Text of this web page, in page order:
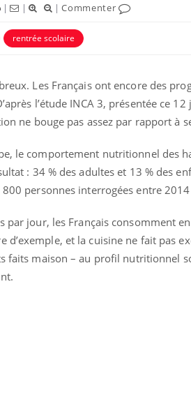
| | |Commenter
rentrée scolaire
Les Français ont encore des
l’étude INCA 3, présentée ce
ne bouge pas assez par rapport à
le comportement nutritionnel des
: 34 % des adultes et 13 % des
personnes interrogées entre
par jour, les Français consomment
d’exemple, et la cuisine ne fait pas
faits maison – au profil nutritionnel
& Charge mentale : et si on
en parler??
l'insuline dans le diabète de type 2
entourée d'idées reçues chez les
comme parfois chez les soignants.